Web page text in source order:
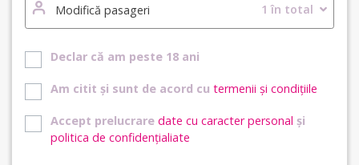
Modifică pasageri 1 în total
Declar că am peste 18 ani
Am citit și sunt de acord cu termenii și condițiile
Accept prelucrare date cu caracter personal și
politica de confidențialiate